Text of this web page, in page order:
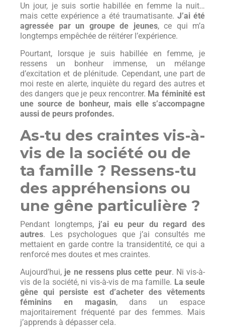
Un jour, je suis sortie habillée en femme la nuit…
mais cette expérience a été traumatisante. J’ai été
agressée par un groupe de jeunes, ce qui m’a
longtemps empêchée de réitérer l’expérience.
Pourtant, lorsque je suis habillée en femme, je
ressens un bonheur immense, un mélange
d’excitation et de plénitude. Cependant, une part de
moi reste en alerte, inquiète du regard des autres et
des dangers que je peux rencontrer. Ma féminité est
une source de bonheur, mais elle s’accompagne
aussi de peurs profondes.
As-tu des craintes vis-à-
vis de la société ou de
ta famille ? Ressens-tu
des appréhensions ou
une gêne particulière ?
Pendant longtemps, j’ai eu peur du regard des
autres. Les psychologues que j’ai consultés me
mettaient en garde contre la transidentité, ce qui a
renforcé mes doutes et mes craintes.
Aujourd’hui, je ne ressens plus cette peur. Ni vis-à-
vis de la société, ni vis-à-vis de ma famille. La seule
gêne qui persiste est d’acheter des vêtements
féminins en magasin, dans un espace
majoritairement fréquenté par des femmes. Mais
j’apprends à dépasser cela.